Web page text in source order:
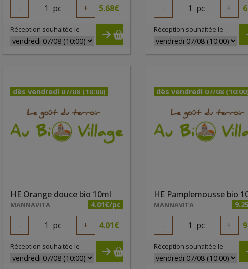
- 1 pc + 5.68€
Réception souhaitée le
- 1 pc +
Réception souhaitée le
dès vendredi 07/08 (10:00)
HE Orange douce bio 10ml
MANNAVITA 4.01€/pc
- 1 pc + 4.01€
Réception souhaitée le
dès vendredi 07/08 (10:00)
HE Pamplemousse bio
MANNAVITA
- 1 pc +
Réception souhaitée le